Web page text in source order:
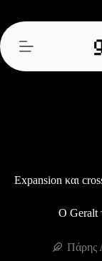
περιεχόμενο
Εxpansion και
Ο Geralt
Πάρης